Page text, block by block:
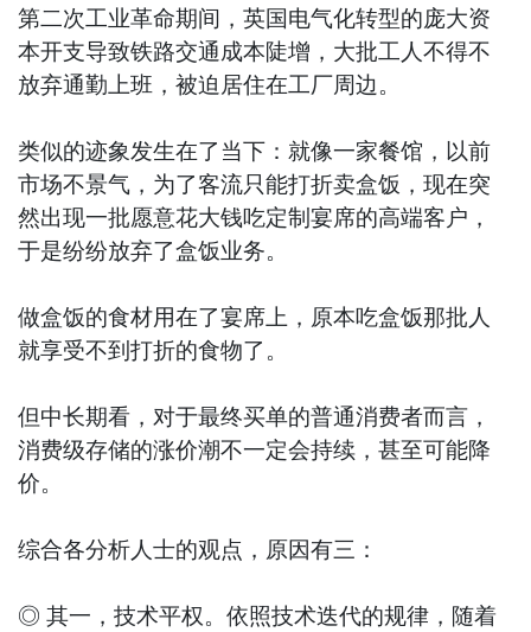
第二次工业革命期间，英国电气化转型的庞大资
本开支导致铁路交通成本陡增，大批工人不得不
放弃通勤上班，被迫居住在工厂周边。
类似的迹象发生在了当下：就像一家餐馆，以前
市场不景气，为了客流只能打折卖盒饭，现在突
然出现一批愿意花大钱吃定制宴席的高端客户，
于是纷纷放弃了盒饭业务。
做盒饭的食材用在了宴席上，原本吃盒饭那批人
就享受不到打折的食物了。
但中长期看，对于最终买单的普通消费者而言，
消费级存储的涨价潮不一定会持续，甚至可能降
价。
综合各分析人士的观点，原因有三：
◎ 其一，技术平权。依照技术迭代的规律，随着